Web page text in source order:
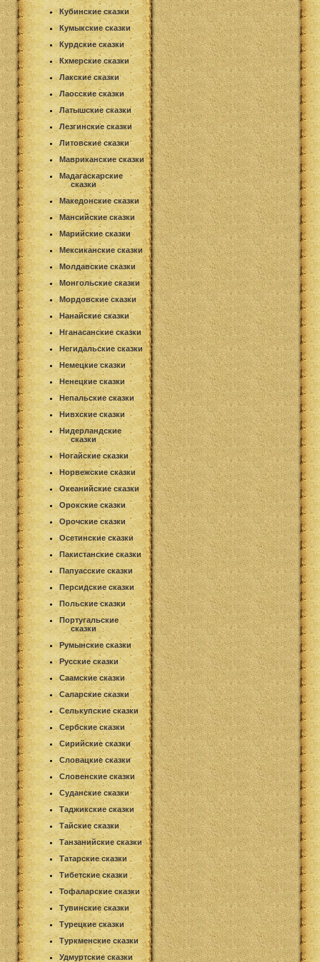
Кубинские сказки
Кумыкские сказки
Курдские сказки
Кхмерские сказки
Лакские сказки
Лаосские сказки
Латышские сказки
Лезгинские сказки
Литовские сказки
Мавриканские сказки
Мадагаскарские
сказки
Македонские сказки
Мансийские сказки
Марийские сказки
Мексиканские сказки
Молдавские сказки
Монгольские сказки
Мордовские сказки
Нанайские сказки
Нганасанские сказки
Негидальские сказки
Немецкие сказки
Ненецкие сказки
Непальские сказки
Нивхские сказки
Нидерландские
сказки
Ногайские сказки
Норвежские сказки
Океанийские сказки
Орокские сказки
Орочские сказки
Осетинские сказки
Пакистанские сказки
Папуасские сказки
Персидские сказки
Польские сказки
Португальские
сказки
Румынские сказки
Русские сказки
Саамские сказки
Саларские сказки
Селькупские сказки
Сербские сказки
Сирийские сказки
Словацкие сказки
Словенские сказки
Суданские сказки
Таджикские сказки
Тайские сказки
Танзанийские сказки
Татарские сказки
Тибетские сказки
Тофаларские сказки
Тувинские сказки
Турецкие сказки
Туркменские сказки
Удмуртские сказки